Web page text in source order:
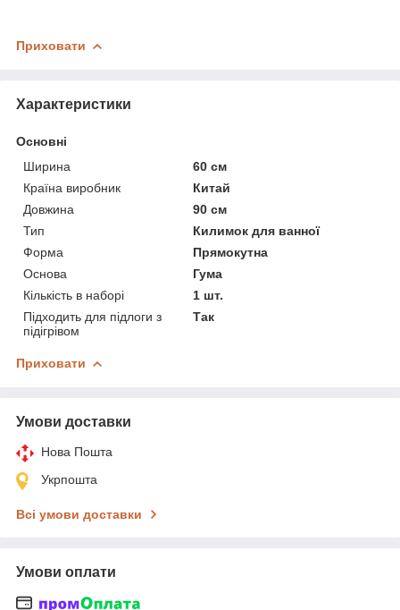
Приховати
Характеристики
Основні
Ширина
60 см
Країна виробник
Китай
Довжина
90 см
Тип
Килимок для ванної
Форма
Прямокутна
Основа
Гума
Кількість в наборі
1 шт.
Підходить для підлоги з
підігрівом
Так
Приховати
Умови доставки
Нова Пошта
Укрпошта
Всі умови доставки
Умови оплати